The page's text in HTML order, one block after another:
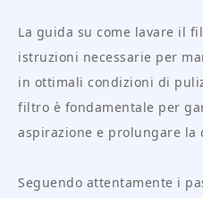
La guida su come lavare il
istruzioni necessarie per
in ottimali condizioni di
filtro è fondamentale per
aspirazione e prolungare la
Seguendo attentamente i